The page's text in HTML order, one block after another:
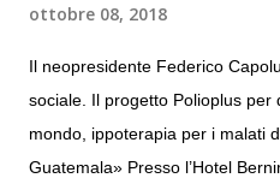
ottobre 08, 2018
Il neopresidente Federico
sociale. Il progetto Polioplus per
mondo, ippoterapia per i malati
Guatemala» Presso l’Hotel